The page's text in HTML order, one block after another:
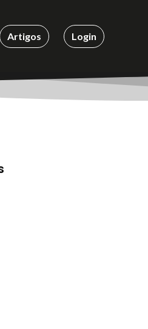
Artigos Login